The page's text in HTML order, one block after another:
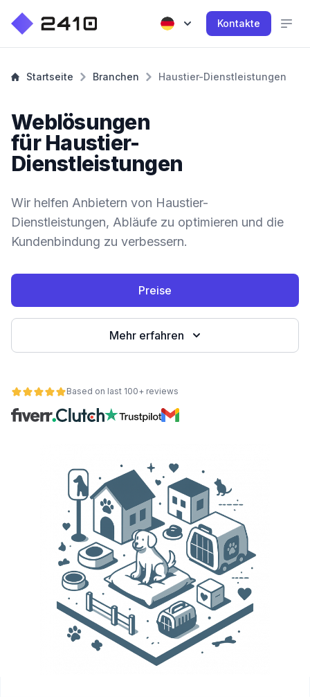
Kontakte
Startseite Branchen Haustier-Dienstleistungen
Weblösungen
für Haustier-
Dienstleistungen
Wir helfen Anbietern von Haustier-
Dienstleistungen, Abläufe zu optimieren und die
Kundenbindung zu verbessern.
Preise
Mehr erfahren
Based on last 100+ reviews